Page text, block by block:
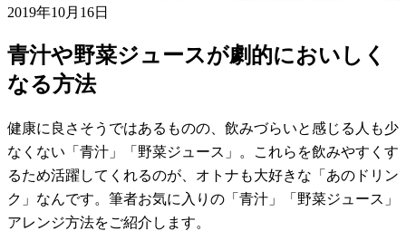
2019年10月16日
青汁や野菜ジュースが劇的においしく
なる方法
健康に良さそうではあるものの、飲みづらいと感じる人も少
なくない「青汁」「野菜ジュース」。これらを飲みやすくす
るため活躍してくれるのが、オトナも大好きな「あのドリン
ク」なんです。筆者お気に入りの「青汁」「野菜ジュース」
アレンジ方法をご紹介します。